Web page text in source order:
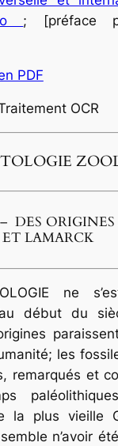
; [préface
OCR
DES
ET LAMARCK
ne
début du
les
remarqués et
la plus vieille
n’avoir